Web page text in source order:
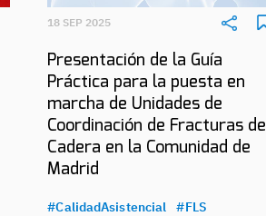
18 SEP 2025
Presentación de la Guía
Práctica para la puesta en
marcha de Unidades de
Coordinación de Fracturas de
Cadera en la Comunidad de
Madrid
#CalidadAsistencial
#FLS